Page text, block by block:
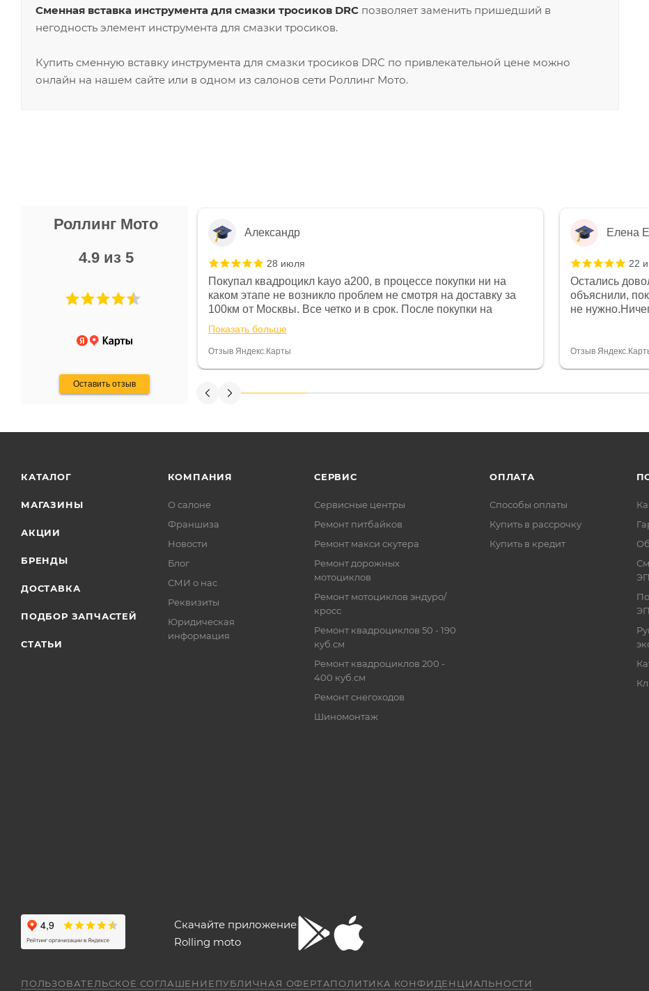
Сменная вставка инструмента для смазки тросиков DRC позволяет заменить пришедший в
негодность элемент инструмента для смазки тросиков.
Купить сменную вставку инструмента для смазки тросиков DRC по привлекательной цене можно
онлайн на нашем сайте или в одном из салонов сети Роллинг Мото.
Роллинг Мото
4.9 из 5
Оставить отзыв
Не понравились условия
и дают только на год)
Александр
28 июля
Покупал квадроцикл kayo a200, в процессе покупки ни на
каком этапе не возникло проблем не смотря на доставку за
100км от Москвы. Все четко и в срок. После покупки на
спидометре всегда был 0, при этом представители магазина
постоянно были на связи и в итоге проблема была решена.
Считаю, что это говорит о небезразличии к клиенту после
Показать больше
Отзыв Яндекс.Карты
Елена
22
Остались
объяснили,
не
огромное
Отзыв
КАТАЛОГ
МАГАЗИНЫ
АКЦИИ
БРЕНДЫ
ДОСТАВКА
ПОДБОР ЗАПЧАСТЕЙ
СТАТЬИ
КОМПАНИЯ
О салоне
Франшиза
Новости
Блог
СМИ о нас
Реквизиты
Юридическая
информация
СЕРВИС
Сервисные центры
Ремонт питбайков
Ремонт макси скутера
Ремонт дорожных
мотоциклов
Ремонт мотоциклов эндуро/
кросс
Ремонт квадроциклов 50 - 190
куб.см
Ремонт квадроциклов 200 -
400 куб.см
Ремонт снегоходов
Шиномонтаж
ОПЛАТА
Способы оплаты
Купить в рассрочку
Купить в кредит
Скачайте приложение
Rolling moto
ПОЛЬЗОВАТЕЛЬСКОЕ СОГЛАШЕНИЕПУБЛИЧНАЯ ОФЕРТАПОЛИТИКА КОНФИДЕНЦИАЛЬНОСТИ